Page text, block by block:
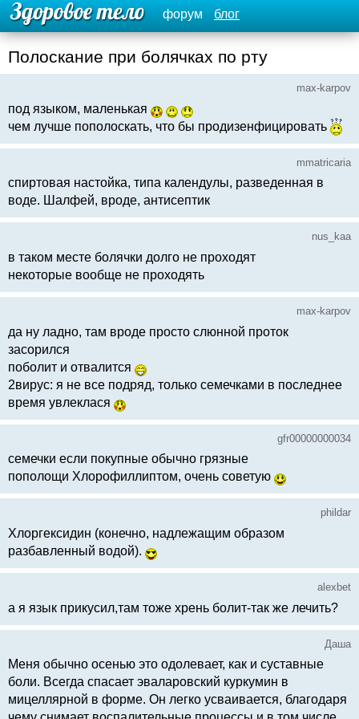
форум блог
Полоскание при болячках по рту
max-karpov
под языком, маленькая
чем лучше пополоскать, что бы продизенфицировать
mmatricaria
спиртовая настойка, типа календулы, разведенная в
воде. Шалфей, вроде, антисептик
nus_kaa
в таком месте болячки долго не проходят
некоторые вообще не проходять
max-karpov
да ну ладно, там вроде просто слюнной проток
засорился
поболит и отвалится
2вирус: я не все подряд, только семечками в последнее
время увлеклася
gfr00000000034
семечки если покупные обычно грязные
пополощи Хлорофиллиптом, очень советую
phildar
Хлоргексидин (конечно, надлежащим образом
разбавленный водой).
alexbet
а я язык прикусил,там тоже хрень болит-так же лечить?
Даша
Меня обычно осенью это одолевает, как и суставные
боли. Всегда спасает эваларовский куркумин в
мицеллярной в форме. Он легко усваивается, благодаря